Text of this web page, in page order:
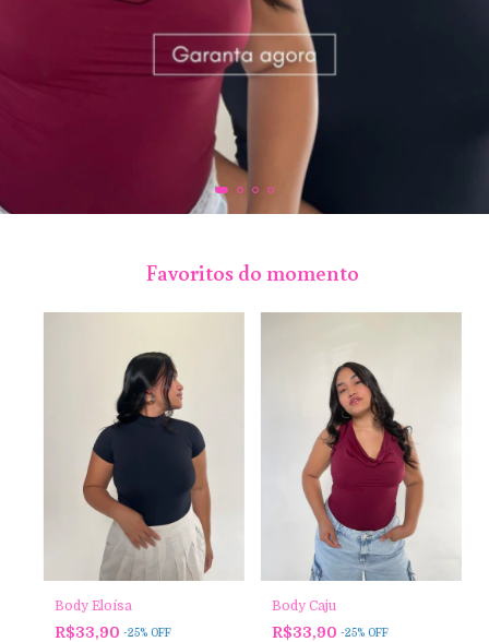
Favoritos do momento
Body Eloísa
R$33,90 -25% OFF
Body Caju
R$33,90 -25% OFF